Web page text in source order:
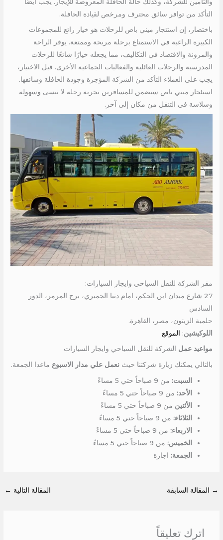
التأكد من توافر سائق محترف ومرخص لقيادة الحافلة.
باختصار، إن استئجار ميني باص للرحلات هو خيار رائع للمجموعات
الكبيرة الراغبة في الاستمتاع برحلة مريحة وممتعة. يوفر الراحة
والمرونة والاقتصاد في التكاليف، مما يجعله خيارًا شائعًا للرحلات
المدرسية والرحلات العائلية والفعاليات الجماعية الأخرى. قبل الاختيار،
يجب على العملاء التأكد من الشركة المؤجرة وجودة الحافلة وسائقها.
استئجار ميني باص سيضمن للمسافرين تجربة رحلة لا تنسى وسهولة
وسلاسة في التنقل من مكان إلى آخر.
مقر الشركة للنقل السياحي وايجار السيارات:
27 شارع ميدان ابن الحكم، امام دنيا الجمبري، برج المرمر، الدور
السادس
حلمية الزيتون، مصر، القاهرة.
اللوكيشين: الموقع
مواعيد عمل الشركة للنقل السياحي وايجار السيارات
بالتالي يمكنك زيارة شركتنا حيثنعمل علي مدار الاسبوع ماعدا الجمعة.
السبت: من 9 صباحاً حتي 5 مساءً
الأحد: من 9 صباحاً حتي 5 مساءً
الأثنين من 9 صباحاً حتي 5 مساءً
الثلاثاء: من 9 صباحاً حتي 5 مساءً
الاربعاء: من 9 صباحاً حتي 5 مساءً
الخميس: من 9 صباحاً حتي 5 مساءً
الجمعة: اجازة
→ المقالة السابقة المقالة التالية ←
اترك تعليقاً